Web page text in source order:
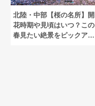
北陸・中部【桜の名所】開
花時期や見頃はいつ？この
春見たい絶景をピックアッ